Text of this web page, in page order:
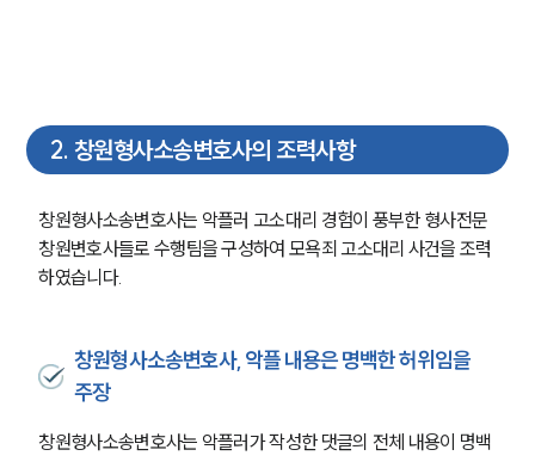
2. 창원형사소송변호사의 조력사항
창원형사소송변호사는 악플러 고소대리 경험이 풍부한 형사전문
창원변호사들로 수행팀을 구성하여 모욕죄 고소대리 사건을 조력
하였습니다.
창원형사소송변호사, 악플 내용은 명백한 허위임을
주장
창원형사소송변호사는 악플러가 작성한 댓글의 전체 내용이 명백